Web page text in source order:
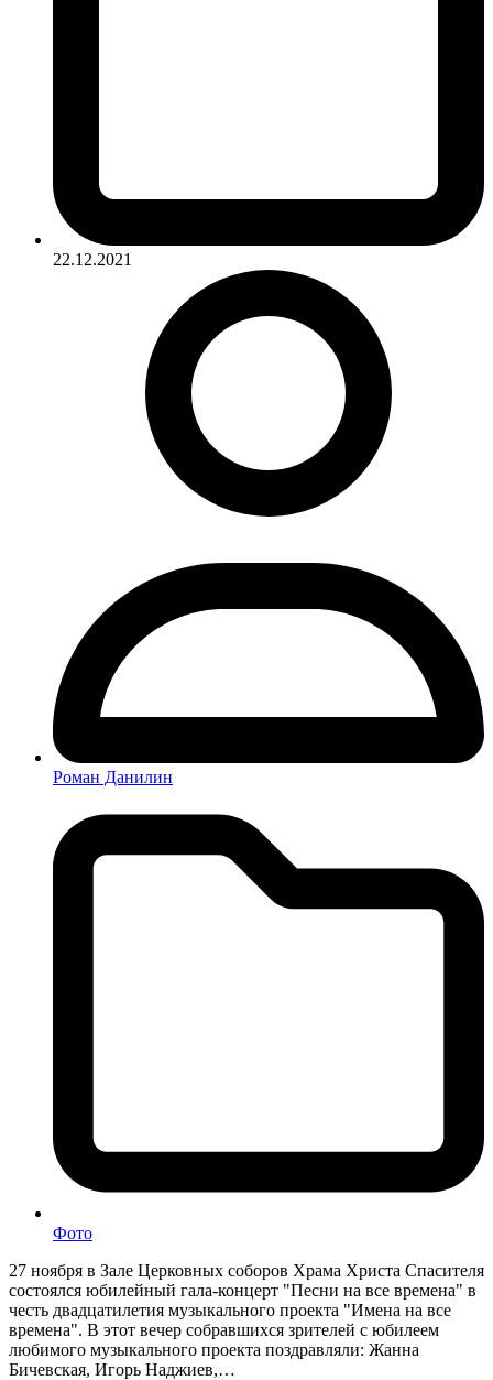
22.12.2021
Роман Данилин
Фото
27 ноября в Зале Церковных соборов Храма Христа Спасителя
состоялся юбилейный гала-концерт "Песни на все времена" в
честь двадцатилетия музыкального проекта "Имена на все
времена". В этот вечер собравшихся зрителей с юбилеем
любимого музыкального проекта поздравляли: Жанна
Бичевская, Игорь Наджиев,…